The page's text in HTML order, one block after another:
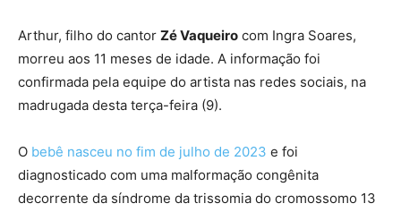
Arthur, filho do cantor Zé Vaqueiro com Ingra Soares,
morreu aos 11 meses de idade. A informação foi
confirmada pela equipe do artista nas redes sociais, na
madrugada desta terça-feira (9).
O bebê nasceu no fim de julho de 2023 e foi
diagnosticado com uma malformação congênita
decorrente da síndrome da trissomia do cromossomo 13